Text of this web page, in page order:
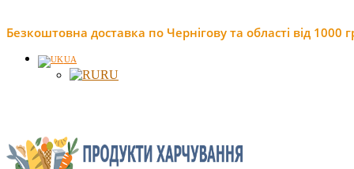
Безкоштовна доставка по Чернігову та області від 1000
UA
RU